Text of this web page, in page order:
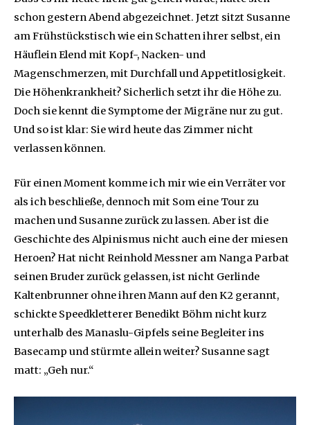
schon gestern Abend abgezeichnet. Jetzt sitzt Susanne
am Frühstückstisch wie ein Schatten ihrer selbst, ein
Häuflein Elend mit Kopf-, Nacken- und
Magenschmerzen, mit Durchfall und Appetitlosigkeit.
Die Höhenkrankheit? Sicherlich setzt ihr die Höhe zu.
Doch sie kennt die Symptome der Migräne nur zu gut.
Und so ist klar: Sie wird heute das Zimmer nicht
verlassen können.
Für einen Moment komme ich mir wie ein Verräter vor
als ich beschließe, dennoch mit Som eine Tour zu
machen und Susanne zurück zu lassen. Aber ist die
Geschichte des Alpinismus nicht auch eine der miesen
Heroen? Hat nicht Reinhold Messner am Nanga Parbat
seinen Bruder zurück gelassen, ist nicht Gerlinde
Kaltenbrunner ohne ihren Mann auf den K2 gerannt,
schickte Speedkletterer Benedikt Böhm nicht kurz
unterhalb des Manaslu-Gipfels seine Begleiter ins
Basecamp und stürmte allein weiter? Susanne sagt
matt: „Geh nur.“